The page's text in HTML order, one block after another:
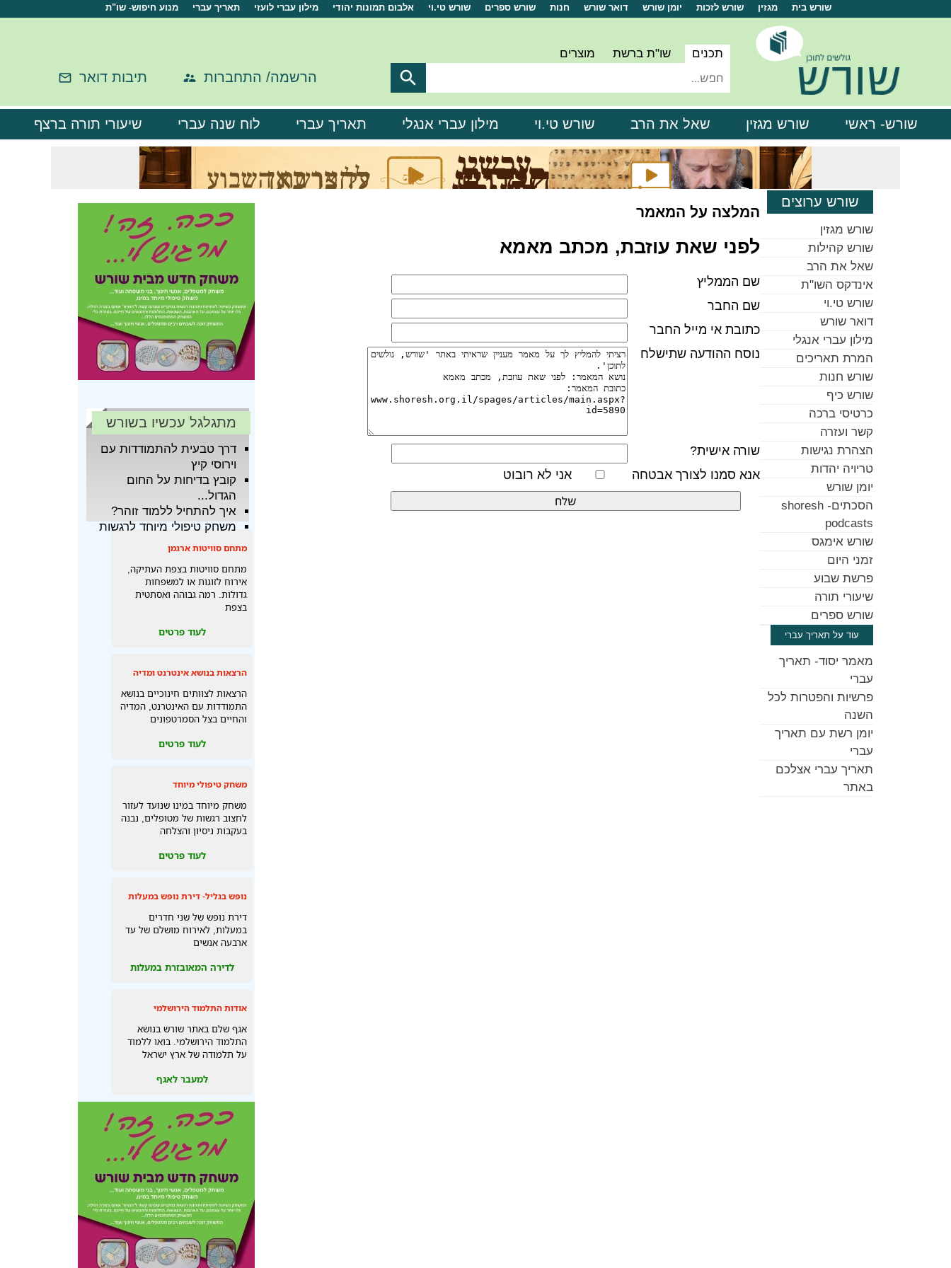
שורש בית מגזין שורש לזכות יומן שורש דואר שורש חנות שורש ספרים שורש טי.וי אלבום תמונות יהודי מילון עברי לועזי תאריך עברי מנוע חיפוש- שו"ת
תכנים שו"ת ברשת מוצרים
 תיבות דואר הרשמה/ התחברות
שורש- ראשי שורש מגזין שאל את הרב שורש טי.וי מילון עברי אנגלי תאריך עברי לוח שנה עברי שיעורי תורה ברצף
שורש ערוצים
שורש מגזין
שורש קהילות
שאל את הרב
אינדקס השו"ת
שורש טי.וי
דואר שורש
מילון עברי אנגלי
המרת תאריכים
שורש חנות
שורש כיף
כרטיסי ברכה
קשר ועזרה
הצהרת נגישות
טריויה יהדות
יומן שורש
הסכתים- shoresh
podcasts
שורש אימגס
זמני היום
פרשת שבוע
שיעורי תורה
שורש ספרים
עוד על תאריך עברי
מאמר יסוד- תאריך
עברי
פרשיות והפטרות לכל
השנה
יומן רשת עם תאריך
עברי
תאריך עברי אצלכם
באתר
המלצה על המאמר
לפני שאת עוזבת, מכתב מאמא
שם הממליץ
שם החבר
כתובת אי מייל החבר
נוסח ההודעה שתישלח
שורה אישית?
אנא סמנו לצורך אבטחה
אני לא רובוט
מתגלגל עכשיו בשורש
דרך טבעית להתמודדות עם
וירוסי קיץ
קובץ בדיחות על החום
הגדול...
איך להתחיל ללמוד זוהר?
משחק טיפולי מיוחד לרגשות
מתחם סוויטות ארגמן
מתחם סוויטות בצפת העתיקה,
אירוח לזוגות או למשפחות
גדולות. רמה גבוהה ואסתטית
בצפת
לעוד פרטים
הרצאות בנושא אינטרנט ומדיה
הרצאות לצוותים חינוכיים בנושא
התמודדות עם האינטרנט, המדיה
והחיים בצל הסמרטפונים
לעוד פרטים
משחק טיפולי מיוחד
משחק מיוחד במינו שנועד לעזור
לחצוב רגשות של מטופלים, נבנה
בעקבות ניסיון והצלחה
לעוד פרטים
נופש בגליל- דירת נופש במעלות
דירת נופש של שני חדרים
במעלות, לאירוח מושלם של עד
ארבעה אנשים
לדירה המאובזרת במעלות
אודות התלמוד הירושלמי
אגף שלם באתר שורש בנושא
התלמוד הירושלמי. בואו ללמוד
על תלמודה של ארץ ישראל
למעבר לאגף